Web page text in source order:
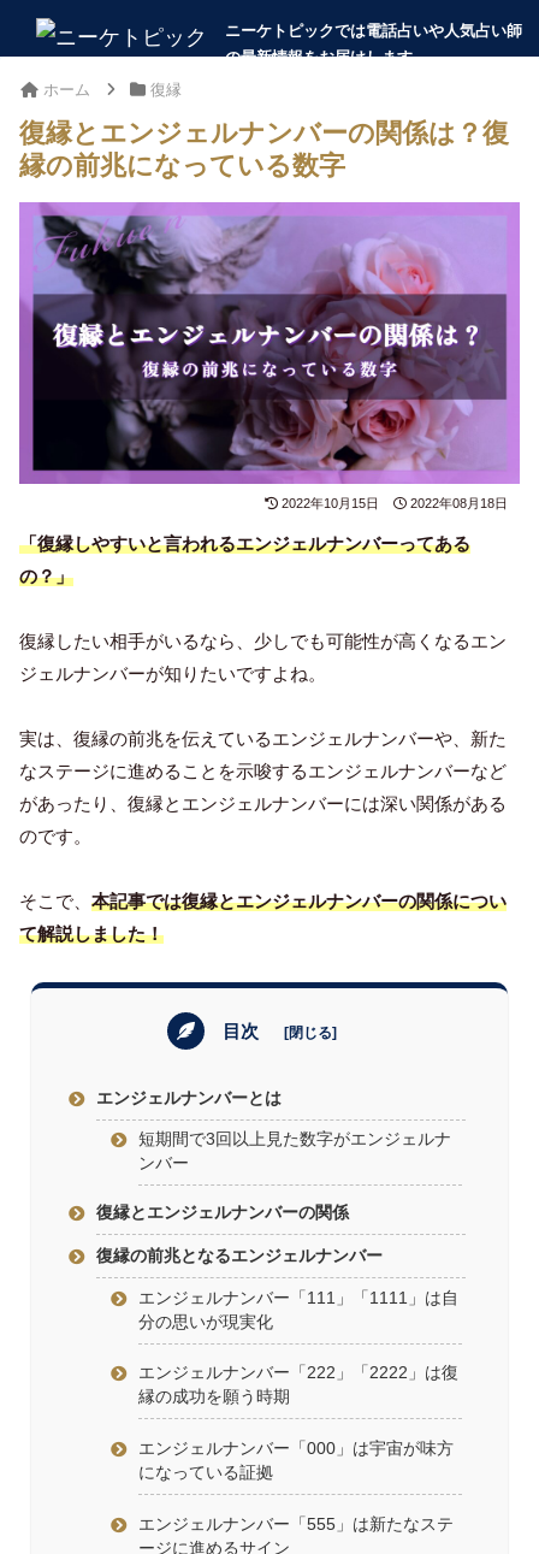
ホーム 復縁
復縁とエンジェルナンバーの関係は？復
縁の前兆になっている数字
2022年10月15日 2022年08月18日
「復縁しやすいと言われるエンジェルナンバーってある
の？」
復縁したい相手がいるなら、少しでも可能性が高くなるエン
ジェルナンバーが知りたいですよね。
実は、復縁の前兆を伝えているエンジェルナンバーや、新た
なステージに進めることを示唆するエンジェルナンバーなど
があったり、復縁とエンジェルナンバーには深い関係がある
のです。
そこで、 本記事では復縁とエンジェルナンバーの関係につい
て解説しました！
目次
エンジェルナンバーとは
短期間で3回以上見た数字がエンジェルナ
ンバー
復縁とエンジェルナンバーの関係
復縁の前兆となるエンジェルナンバー
エンジェルナンバー「111」「1111」は自
分の思いが現実化
エンジェルナンバー「222」「2222」は復
縁の成功を願う時期
エンジェルナンバー「000」は宇宙が味方
になっている証拠
エンジェルナンバー「555」は新たなステ
ージに進めるサイン